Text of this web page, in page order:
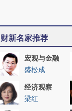
财新名家推荐
宏观与金融
盛松成
经济观察
梁红